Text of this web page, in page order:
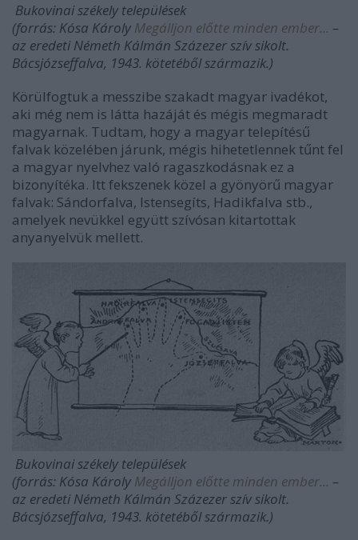
Bukovinai székely települések
(forrás: Kósa Károly Megálljon előtte minden ember... –
az eredeti Németh Kálmán Százezer szív sikolt.
Bácsjózseffalva, 1943. kötetéből származik.)
Körülfogtuk a messzibe szakadt magyar ivadékot,
aki még nem is látta hazáját és mégis megmaradt
magyarnak. Tudtam, hogy a magyar telepítésű
falvak közelében járunk, mégis hihetetlennek tűnt fel
a magyar nyelvhez való ragaszkodásnak ez a
bizonyítéka. Itt fekszenek közel a gyönyörű magyar
falvak: Sándorfalva, Istensegíts, Hadikfalva stb.,
amelyek nevükkel együtt szívósan kitartottak
anyanyelvük mellett.
Bukovinai székely települések
(forrás: Kósa Károly Megálljon előtte minden ember... –
az eredeti Németh Kálmán Százezer szív sikolt.
Bácsjózseffalva, 1943. kötetéből származik.)